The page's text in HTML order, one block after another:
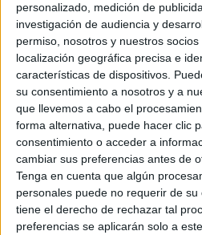
personalizado, medición de
investigación de audiencia y
permiso, nosotros y nuestros
localización geográfica precisa e
características de dispositivos.
su consentimiento a nosotros y a
que llevemos a cabo el
forma alternativa, puede hacer clic
consentimiento o acceder a
cambiar sus preferencias antes de
Tenga en cuenta que algún
personales puede no requerir de
tiene el derecho de rechazar tal
preferencias se aplicarán solo a
Etiquetas: La universidad - un mundo